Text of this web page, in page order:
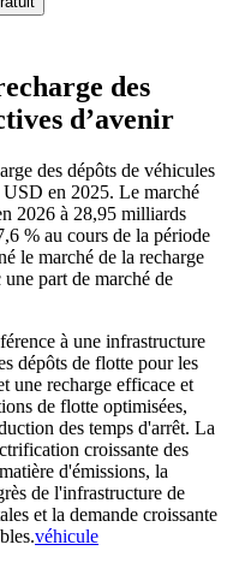
des
d’avenir
des dépôts de véhicules
en 2025. Le marché
2026 à 28,95 milliards
% au cours de la période
le marché de la recharge
part de marché de
à une infrastructure
dépôts de flotte pour les
une recharge efficace et
de flotte optimisées,
des temps d'arrêt. La
croissante des
d'émissions, la
de l'infrastructure de
et la demande croissante
véhicule